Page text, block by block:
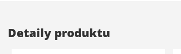
Detaily produktu